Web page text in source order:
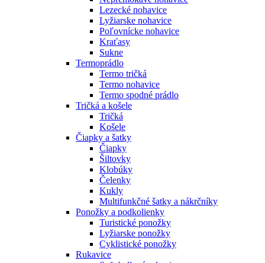
Lezecké nohavice
Lyžiarske nohavice
Poľovnícke nohavice
Kraťasy
Sukne
Termoprádlo
Termo tričká
Termo nohavice
Termo spodné prádlo
Tričká a košele
Tričká
Košele
Čiapky a šatky
Čiapky
Šiltovky
Klobúky
Čelenky
Kukly
Multifunkčné šatky a nákrčníky
Ponožky a podkolienky
Turistické ponožky
Lyžiarske ponožky
Cyklistické ponožky
Rukavice